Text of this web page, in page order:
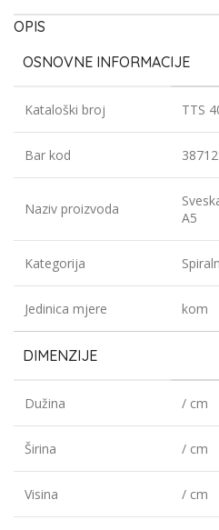
OPIS
OSNOVNE INFORMACIJE
Kataloški broj TTS
Bar kod
Naziv proizvoda
A5
Kategorija
Jedinica mjere kom
DIMENZIJE
Dužina / cm
Širina / cm
Visina / cm